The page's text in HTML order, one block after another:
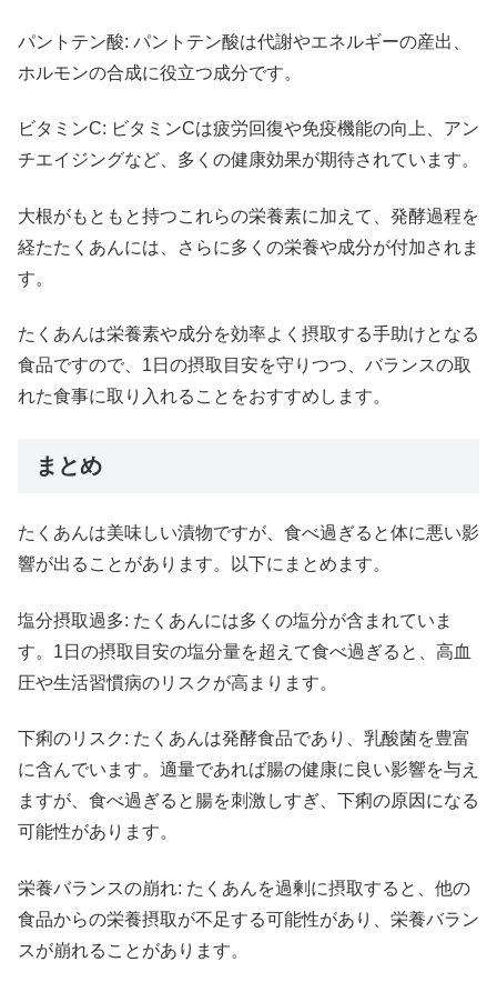
パントテン酸: パントテン酸は代謝やエネルギーの産出、
ホルモンの合成に役立つ成分です。
ビタミンC: ビタミンCは疲労回復や免疫機能の向上、アン
チエイジングなど、多くの健康効果が期待されています。
大根がもともと持つこれらの栄養素に加えて、発酵過程を
経たたくあんには、さらに多くの栄養や成分が付加されま
す。
たくあんは栄養素や成分を効率よく摂取する手助けとなる
食品ですので、1日の摂取目安を守りつつ、バランスの取
れた食事に取り入れることをおすすめします。
まとめ
たくあんは美味しい漬物ですが、食べ過ぎると体に悪い影
響が出ることがあります。以下にまとめます。
塩分摂取過多: たくあんには多くの塩分が含まれていま
す。1日の摂取目安の塩分量を超えて食べ過ぎると、高血
圧や生活習慣病のリスクが高まります。
下痢のリスク: たくあんは発酵食品であり、乳酸菌を豊富
に含んでいます。適量であれば腸の健康に良い影響を与え
ますが、食べ過ぎると腸を刺激しすぎ、下痢の原因になる
可能性があります。
栄養バランスの崩れ: たくあんを過剰に摂取すると、他の
食品からの栄養摂取が不足する可能性があり、栄養バラン
スが崩れることがあります。